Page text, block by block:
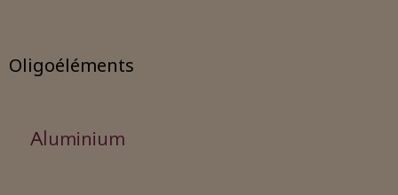
Oligoéléments
Aluminium